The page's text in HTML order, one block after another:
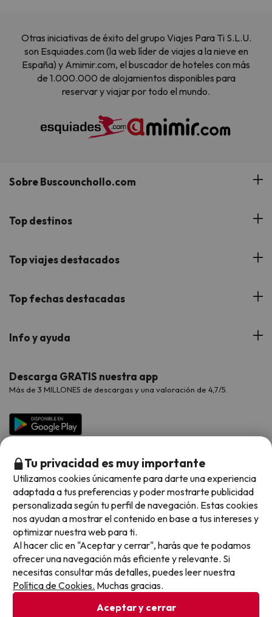
Otras iniciativas de éxito del grupo Viajes Para Ti S.L.U.
son Esquiades.com (la web líder de viajes a la nieve en
España) y Amimir.com, el buscador de hoteles con más
de 1.000.000 de alojamientos disponibles para
reservar y viajar por todo el mundo.
Sobre Buscounchollo.com
¿Quiénes somos?
Buscounchollo en los medios
Proveedores
Viajes para grupos
Top destinos
Hoteles Andalucía
Hoteles Cataluña
Hoteles Galicia
Hoteles Salou
Top viajes destacados
Viajes con Niños
Viajes de Novios
Chollos con Todo Incluido
Chollos en la playa
Hoteles con toboganes
Selección de la Newsletter
Los favoritos de nuestros clientes
Top fechas destacadas
Verano
Vacaciones en Agosto
Vacaciones en Octubre
Vacaciones en Noviembre
Info y ayuda
Contáctanos
Preguntas frecuentes
Descarga GRATIS nuestra app
Más de 3 MILLONES de descargas y una valoración de 4,7/5.
Métodos de pago disponibles
Condiciones generales
Tu privacidad es muy importante
Utilizamos cookies únicamente para darte una experiencia
adaptada a tus preferencias y poder mostrarte publicidad
personalizada según tu perfil de navegación. Estas cookies
nos ayudan a mostrar el contenido en base a tus intereses y
optimizar nuestra web para ti.
Al hacer clic en "Aceptar y cerrar", harás que te podamos
ofrecer una navegación más eficiente y relevante. Si
necesitas consultar más detalles, puedes leer nuestra
Política de Cookies. Muchas gracias.
Aceptar y cerrar